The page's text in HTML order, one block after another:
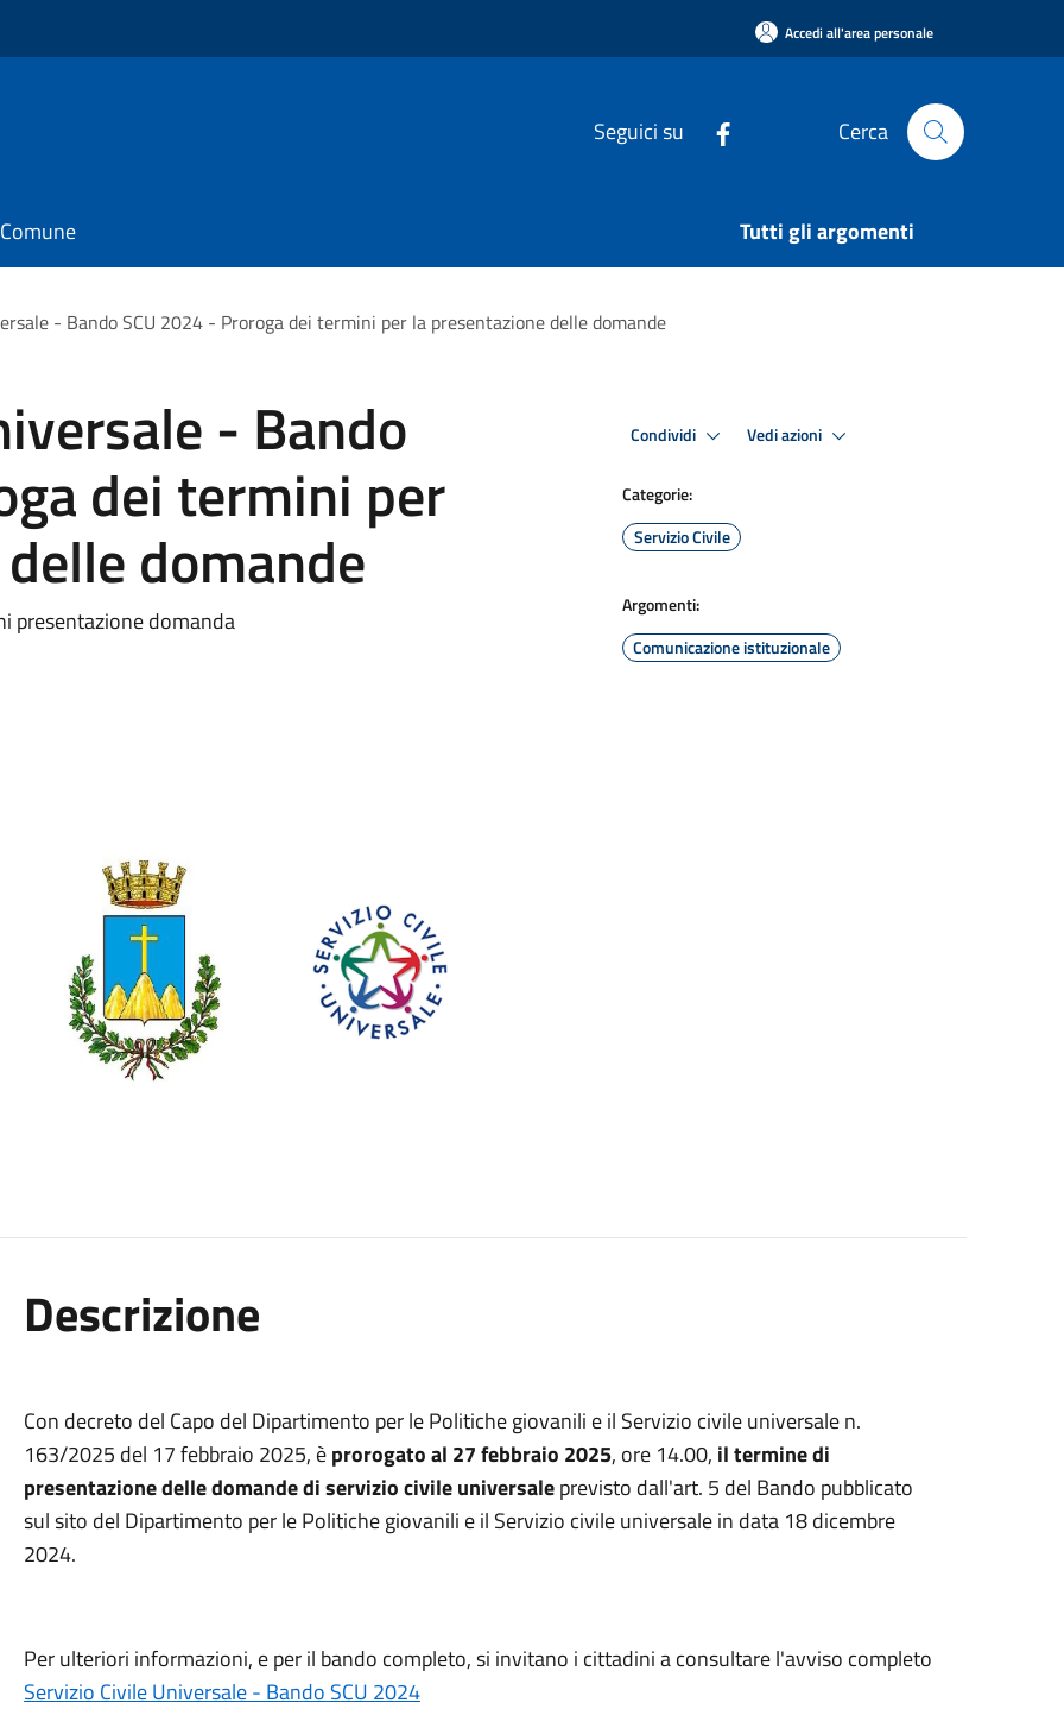
Accedi all'area personale
Seguici su Cerca
Tutti gli argomenti
- Bando SCU 2024 - Proroga dei termini per la presentazione delle domande
- Bando
dei termini per
domande
presentazione domanda
Condividi Vedi azioni
Categorie:
Servizio Civile
Argomenti:
Comunicazione istituzionale
Descrizione
Con decreto del Capo del Dipartimento per le Politiche giovanili e il Servizio civile universale n.
163/2025 del 17 febbraio 2025, èprorogato al 27 febbraio 2025, ore 14.00, il termine di
presentazione delle domande di servizio civile universaleprevisto dall'art. 5 del Bando pubblicato
sul sito del Dipartimento per le Politiche giovanili e il Servizio civile universale in data 18 dicembre
2024.
Per ulteriori informazioni, e per il bando completo, si invitano i cittadini a consultare l'avviso completo
Servizio Civile Universale - Bando SCU 2024